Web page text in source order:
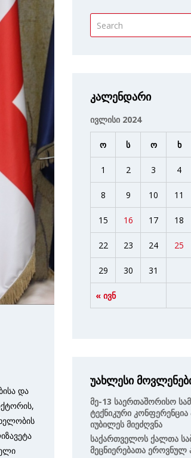
და
კალენდარი
ივლისი 2024
ო ს ო ხ
« ივნ
1 2 3 4
8 9 10 11
15 16 17 18
22 23 24 25
29 30 31
უახლესი
Მე-13 Საერთაშორისო
Ტექნიკური
Იუბილეს Მიეძღვნა
Საქართველოს Ქალთა
Მეცნიერებათა Ეროვნულ